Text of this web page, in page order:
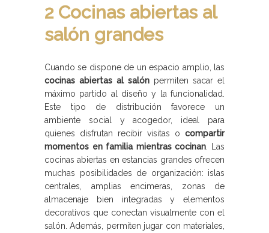
2 Cocinas abiertas al
salón grandes
Cuando se dispone de un espacio amplio, las
cocinas abiertas al salón permiten sacar el
máximo partido al diseño y la funcionalidad.
Este tipo de distribución favorece un
ambiente social y acogedor, ideal para
quienes disfrutan recibir visitas o compartir
momentos en familia mientras cocinan . Las
cocinas abiertas en estancias grandes ofrecen
muchas posibilidades de organización: islas
centrales, amplias encimeras, zonas de
almacenaje bien integradas y elementos
decorativos que conectan visualmente con el
salón. Además, permiten jugar con materiales,